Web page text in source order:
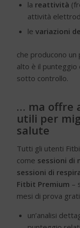
la reattività
attività
le variazioni
che producono
alto è il punteggio
sotto controllo.
… ma offre
utili per
salute
Tutti gli utenti
come sessioni di
sessioni di
Fitbit Premium –
mesi di prova
un’analisi